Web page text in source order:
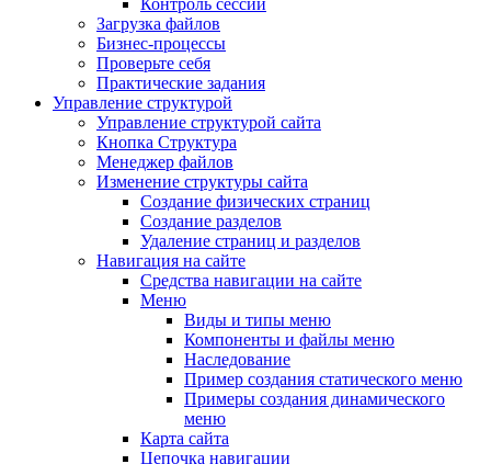
Контроль сессии
Загрузка файлов
Бизнес-процессы
Проверьте себя
Практические задания
Управление структурой
Управление структурой сайта
Кнопка Структура
Менеджер файлов
Изменение структуры сайта
Создание физических страниц
Создание разделов
Удаление страниц и разделов
Навигация на сайте
Средства навигации на сайте
Меню
Виды и типы меню
Компоненты и файлы меню
Наследование
Пример создания статического меню
Примеры создания динамического
меню
Карта сайта
Цепочка навигации